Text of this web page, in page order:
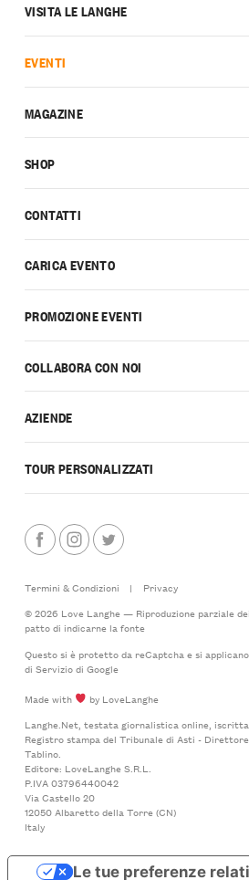
CONTATTI
CARICA EVENTO
PROMOZIONE EVENTI
COLLABORA CON NOI
AZIENDE
TOUR PERSONALIZZATI
VISITA LE LANGHE
EVENTI
MAGAZINE
SHOP
Termini & Condizioni |
Privacy
© 2026 Love Langhe — Riproduzione parziale
patto di indicarne la fonte
Questo si è protetto da reCaptcha e si
di Serviziodi Google
Made with
by LoveLanghe
Langhe.Net, testata giornalistica online, iscritta
Registro stampa del Tribunale di Asti -
Tablino.
Editore: LoveLanghe S.R.L.
P.IVA 03796440042
Via Castello 20
12050 Albaretto della Torre (CN)
Italy
Le tue preferenze